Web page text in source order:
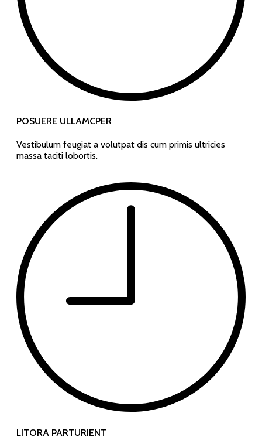
POSUERE ULLAMCPER
Vestibulum feugiat a volutpat dis cum primis ultricies
massa taciti lobortis.
LITORA PARTURIENT